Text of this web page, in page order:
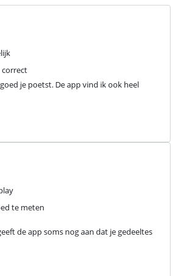
je poetst. De app vind ik ook heel
te meten
de app soms nog aan dat je gedeeltes